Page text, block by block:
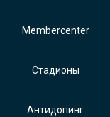
Membercenter
Стадионы
Антидопинг